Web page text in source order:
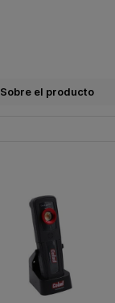
Sobre el producto